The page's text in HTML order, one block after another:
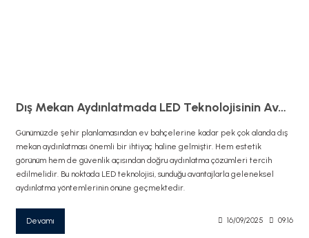
Dış Mekan Aydınlatmada LED Teknolojisinin Avantajları
Günümüzde şehir planlamasından ev bahçelerine kadar pek çok alanda dış
mekan aydınlatması önemli bir ihtiyaç haline gelmiştir. Hem estetik
görünüm hem de güvenlik açısından doğru aydınlatma çözümleri tercih
edilmelidir. Bu noktada LED teknolojisi, sunduğu avantajlarla geleneksel
aydınlatma yöntemlerinin önüne geçmektedir.
Devamı 16/09/2025 09:16